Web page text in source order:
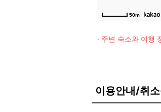
50m
· 주변 숙소와 여행
이용안내/취